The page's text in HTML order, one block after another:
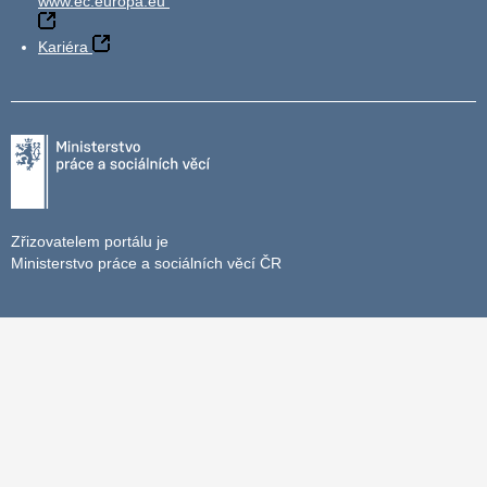
Kariéra
Zřizovatelem portálu je
Ministerstvo práce a sociálních věcí ČR